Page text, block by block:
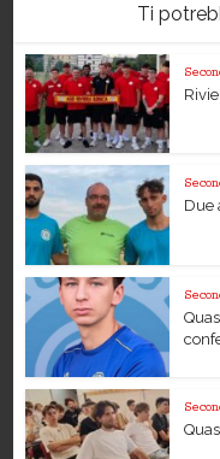
Ti
Due